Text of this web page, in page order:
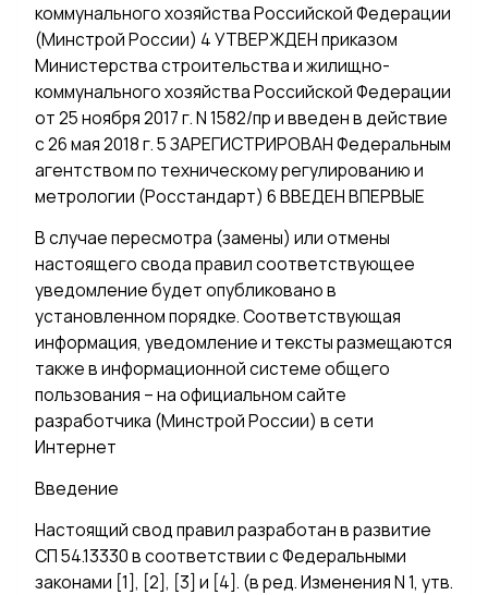
коммунального хозяйства Российской Федерации
(Минстрой России) 4 УТВЕРЖДЕН приказом
Министерства строительства и жилищно-
коммунального хозяйства Российской Федерации
от 25 ноября 2017 г. N 1582/пр и введен в действие
с 26 мая 2018 г. 5 ЗАРЕГИСТРИРОВАН Федеральным
агентством по техническому регулированию и
метрологии (Росстандарт) 6 ВВЕДЕН ВПЕРВЫЕ
В случае пересмотра (замены) или отмены
настоящего свода правил соответствующее
уведомление будет опубликовано в
установленном порядке. Соответствующая
информация, уведомление и тексты размещаются
также в информационной системе общего
пользования – на официальном сайте
разработчика (Минстрой России) в сети
Интернет
Введение
Настоящий свод правил разработан в развитие
СП 54.13330 в соответствии с Федеральными
законами [1], [2], [3] и [4]. (в ред. Изменения N 1, утв.